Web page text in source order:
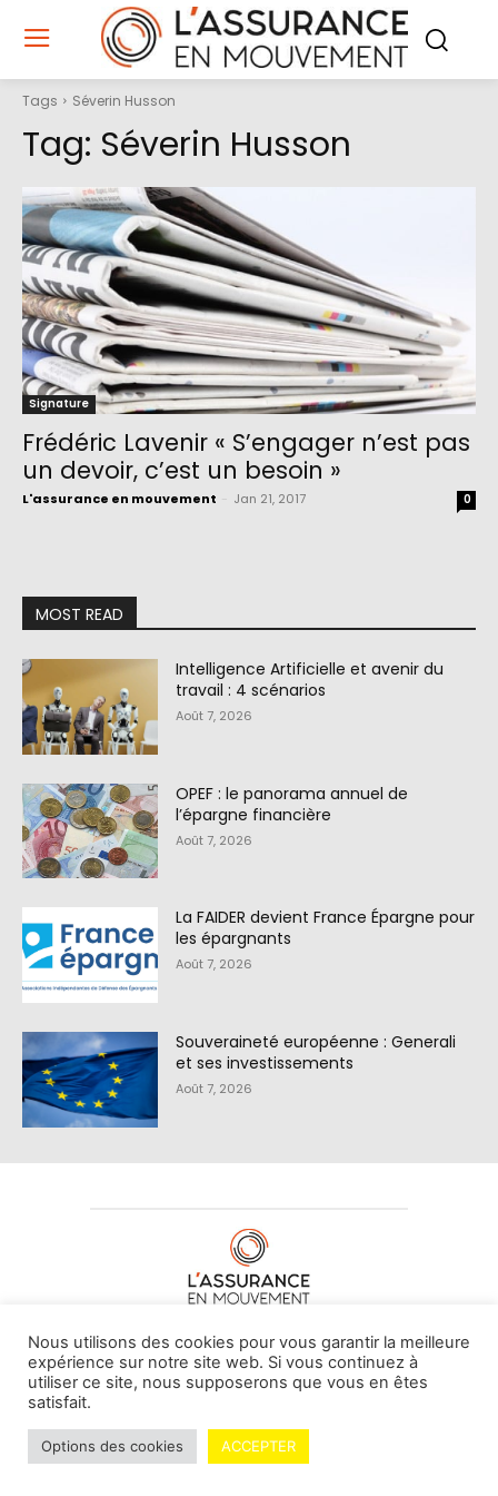
Tags Séverin Husson
Tag: Séverin Husson
Signature
Frédéric Lavenir « S’engager n’est pas
un devoir, c’est un besoin »
L'assurance en mouvement Jan 21, 2017 0
MOST READ
Intelligence Artificielle et avenir du
travail : 4 scénarios
Août 7, 2026
OPEF : le panorama annuel de
l’épargne financière
Août 7, 2026
La FAIDER devient France Épargne pour
les épargnants
Août 7, 2026
Souveraineté européenne : Generali
et ses investissements
Août 7, 2026
À PROPOS DE NOUS•CONTACT
© L'assurance en mouvement -By Vovoxx Média
Mentions légales Contributeurs
Nous utilisons des cookies pour vous garantir la meilleure
expérience sur notre site web. Si vous continuez à
utiliser ce site, nous supposerons que vous en êtes
satisfait.
Options des cookies ACCEPTER